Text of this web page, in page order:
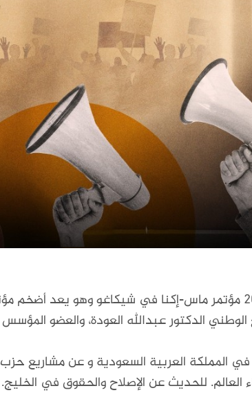
عُقد في يوم الجمعة ٢٧ ديسمبر ٢٠٢٤ مؤتمر ماس-إكنا في
الوطني الدكتور عبدالله العودة، والعضو
المملكة العربية السعودية و عن مشاريع حزب
للحديث عن الإصلاح والحقوق في الخليج.